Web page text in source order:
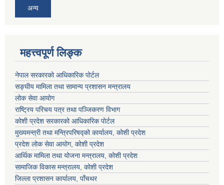
अन्य
महत्त्वपूर्ण लिङ्क
नेपाल सरकारको आधिकारिक पोर्टल
सङ्‍घीय मामिला तथा सामान्य प्रशासन मन्त्रालय
लोक सेवा आयोग
राष्ट्रिय परिचय पत्र तथा पञ्जिकरण विभाग
कोशी प्रदेश सरकारको आधिकारिक पोर्टल
मुख्यमन्त्री तथा मन्त्रिपरिषद्को कार्यालय, कोशी प्रदेश
प्रदेश लोक सेवा आयोग, कोशी प्रदेश
आर्थिक मामिला तथा योजना मन्त्रालय, कोशी प्रदेश
सामाजिक विकास मन्त्रालय, कोशी प्रदेश
जिल्ला प्रशासन कार्यालय, पाँचथर